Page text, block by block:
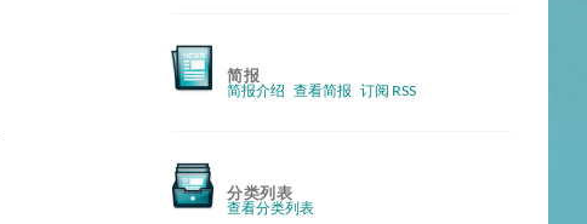
简报
简报介绍 查看简报 订阅 RSS
分类列表
查看分类列表